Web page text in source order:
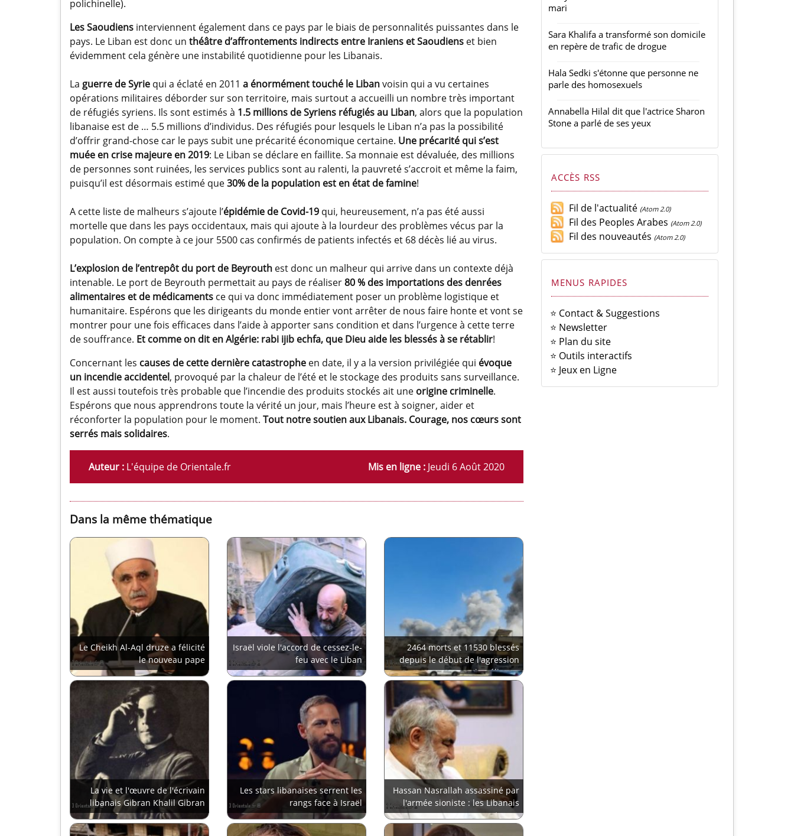
polichinelle).
Les Saoudiens interviennent également dans ce pays par le biais de personnalités puissantes dans le
pays. Le Liban est donc un théâtre d’affrontements indirects entre Iraniens et Saoudiens et bien
évidemment cela génère une instabilité quotidienne pour les Libanais.
La guerre de Syrie qui a éclaté en 2011 a énormément touché le Libanvoisin qui a vu certaines
opérations militaires déborder sur son territoire, mais surtout a accueilli un nombre très important
de réfugiés syriens. Ils sont estimés à 1.5 millions de Syriens réfugiés au Liban, alors que la population
libanaise est de … 5.5 millions d’individus. Des réfugiés pour lesquels le Liban n’a pas la possibilité
d’offrir grand-chose car le pays subit une précarité économique certaine. Une précarité qui s’est
muée en crise majeure en 2019: Le Liban se déclare en faillite. Sa monnaie est dévaluée, des millions
de personnes sont ruinées, les services publics sont au ralenti, la pauvreté s’accroit et même la faim,
puisqu’il est désormais estimé que30% de la population est en état de famine!
A cette liste de malheurs s’ajoute l’épidémie de Covid-19 qui, heureusement, n’a pas été aussi
mortelle que dans les pays occidentaux, mais qui ajoute à la lourdeur des problèmes vécus par la
population. On compte à ce jour 5500 cas confirmés de patients infectés et 68 décès lié au virus.
L’explosion de l’entrepôt du port de Beyrouth est donc un malheur qui arrive dans un contexte déjà
intenable. Le port de Beyrouth permettait au pays de réaliser80 % des importations des denrées
alimentaires et de médicaments ce qui va donc immédiatement poser un problème logistique et
humanitaire. Espérons que les dirigeants du monde entier vont arrêter de nous faire honte et vont se
montrer pour une fois efficaces dans l’aide à apporter sans condition et dans l’urgence à cette terre
de souffrance. Et comme on dit en Algérie: rabi ijib echfa, que Dieu aide les blessés à se rétablir!
Concernant les causes de cette dernière catastrophe en date, il y a la version privilégiée qui évoque
un incendie accidentel, provoqué par la chaleur de l’été et le stockage des produits sans surveillance.
Il est aussi toutefois très probable que l’incendie des produits stockés ait une origine criminelle.
Espérons que nous apprendrons toute la vérité un jour, mais l’heure est à soigner, aider et
réconforter la population pour le moment. Tout notre soutien aux Libanais. Courage, nos cœurs sont
serrés mais solidaires.
Auteur : L'équipe de Orientale.fr Mis en ligne : Jeudi 6 Août 2020
Dans la même thématique
Le Cheikh Al-Aql druze a félicité
le nouveau pape
Israël viole l'accord de cessez-le-
feu avec le Liban
2464 morts et 11530 blessés
depuis le début de l'agression
israélienne
La vie et l'œuvre de l'écrivain
libanais Gibran Khalil Gibran
Les stars libanaises serrent les
rangs face à Israël
Hassan Nasrallah assassiné par
l'armée sioniste : les Libanais
ont peur
mari
Sara Khalifa a transformé son domicile
en repère de trafic de drogue
Hala Sedki s'étonne que personne ne
parle des homosexuels
Annabella Hilal dit que l'actrice Sharon
Stone a parlé de ses yeux
ACCÈS RSS
Fil de l'actualité (Atom 2.0)
Fil des Peoples Arabes (Atom 2.0)
Fil des nouveautés (Atom 2.0)
MENUS RAPIDES
⭐ Contact & Suggestions
⭐ Newsletter
⭐ Plan du site
⭐ Outils interactifs
⭐ Jeux en Ligne